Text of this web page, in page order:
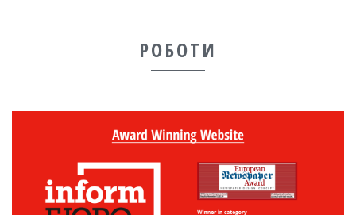
РОБОТИ